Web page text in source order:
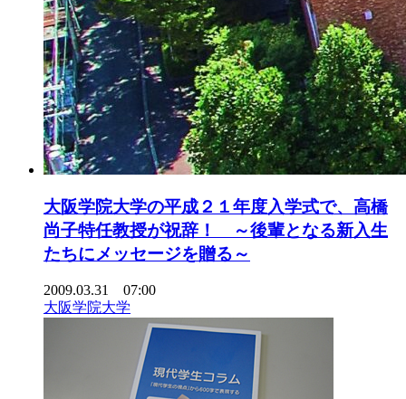
大阪学院大学の平成２１年度入学式で、高橋
尚子特任教授が祝辞！ ～後輩となる新入生
たちにメッセージを贈る～
2009.03.31 07:00
大阪学院大学